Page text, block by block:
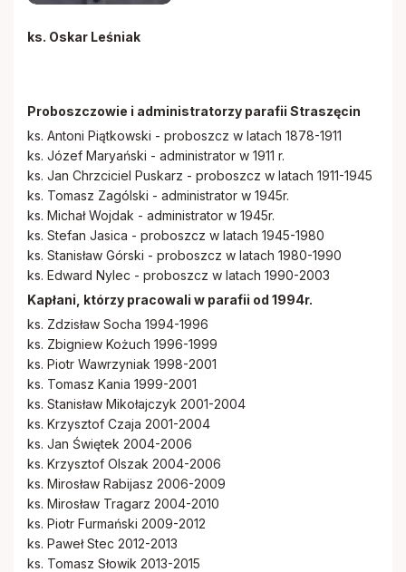
ks. Oskar Leśniak
Proboszczowie i administratorzy parafii Straszęcin
ks. Antoni Piątkowski - proboszcz w latach 1878-1911
ks. Józef Maryański - administrator w 1911 r.
ks. Jan Chrzciciel Puskarz - proboszcz w latach 1911-1945
ks. Tomasz Zagólski - administrator w 1945r.
ks. Michał Wojdak - administrator w 1945r.
ks. Stefan Jasica - proboszcz w latach 1945-1980
ks. Stanisław Górski - proboszcz w latach 1980-1990
ks. Edward Nylec - proboszcz w latach 1990-2003
Kapłani, którzy pracowali w parafii od 1994r.
ks. Zdzisław Socha 1994-1996
ks. Zbigniew Kożuch 1996-1999
ks. Piotr Wawrzyniak 1998-2001
ks. Tomasz Kania 1999-2001
ks. Stanisław Mikołajczyk 2001-2004
ks. Krzysztof Czaja 2001-2004
ks. Jan Świętek 2004-2006
ks. Krzysztof Olszak 2004-2006
ks. Mirosław Rabijasz 2006-2009
ks. Mirosław Tragarz 2004-2010
ks. Piotr Furmański 2009-2012
ks. Paweł Stec 2012-2013
ks. Tomasz Słowik 2013-2015